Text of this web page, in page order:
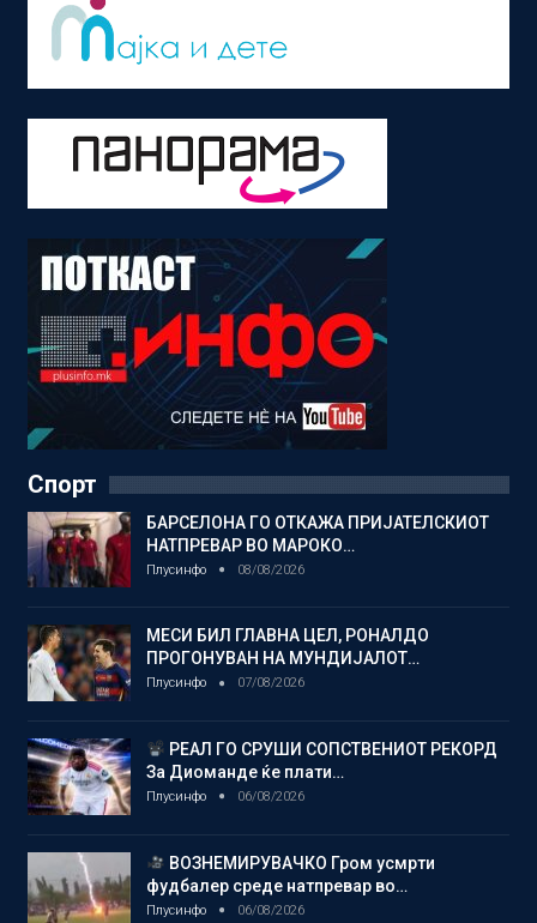
Спорт
БАРСЕЛОНА ГО ОТКАЖА ПРИЈАТЕЛСКИОТ
НАТПРЕВАР ВО МАРОКО…
Плусинфо 08/08/2026
МЕСИ БИЛ ГЛАВНА ЦЕЛ, РОНАЛДО
ПРОГОНУВАН НА МУНДИЈАЛОТ…
Плусинфо 07/08/2026
РЕАЛ ГО СРУШИ СОПСТВЕНИОТ РЕКОРД
За Диоманде ќе плати…
Плусинфо 06/08/2026
ВОЗНЕМИРУВАЧКО Гром усмрти
фудбалер среде натпревар во…
Плусинфо 06/08/2026